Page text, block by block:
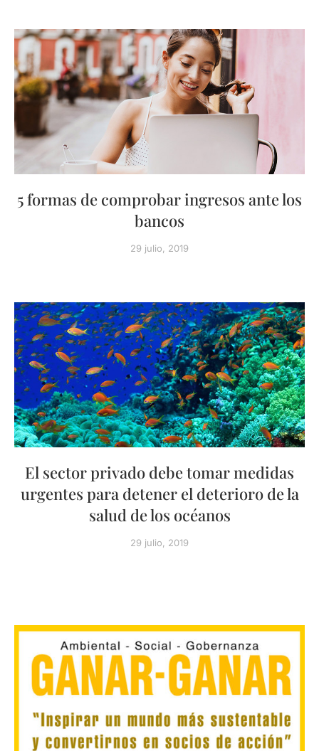
5 formas de comprobar ingresos ante los
bancos
29 julio, 2019
El sector privado debe tomar medidas
urgentes para detener el deterioro de la
salud de los océanos
29 julio, 2019